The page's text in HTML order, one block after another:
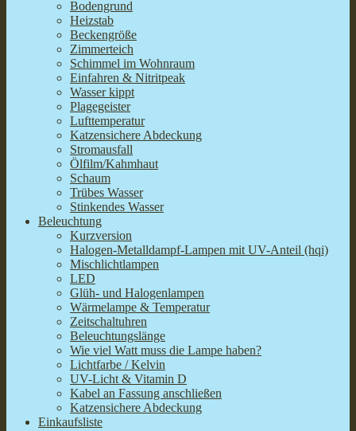
Bodengrund
Heizstab
Beckengröße
Zimmerteich
Schimmel im Wohnraum
Einfahren & Nitritpeak
Wasser kippt
Plagegeister
Lufttemperatur
Katzensichere Abdeckung
Stromausfall
Ölfilm/Kahmhaut
Schaum
Trübes Wasser
Stinkendes Wasser
Beleuchtung
Kurzversion
Halogen-Metalldampf-Lampen mit UV-Anteil (hqi)
Mischlichtlampen
LED
Glüh- und Halogenlampen
Wärmelampe & Temperatur
Zeitschaltuhren
Beleuchtungslänge
Wie viel Watt muss die Lampe haben?
Lichtfarbe / Kelvin
UV-Licht & Vitamin D
Kabel an Fassung anschließen
Katzensichere Abdeckung
Einkaufsliste